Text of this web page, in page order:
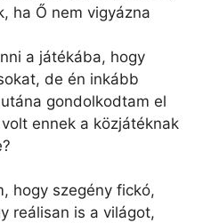
ha Ő nem vigyázna
a játékába, hogy
de én inkább
gondolkodtam el
ennek a közjátéknak
hogy szegény fickó,
reálisan is a világot,